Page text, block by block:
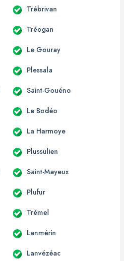
Trébrivan
Tréogan
Le Gouray
Plessala
Saint-Gouéno
Le Bodéo
La Harmoye
Plussulien
Saint-Mayeux
Plufur
Trémel
Lanmérin
Lanvézéac